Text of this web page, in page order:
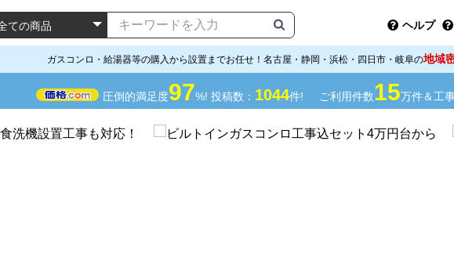
ヘルプ
ガスコンロ・給湯器等の購入から設置までお任せ！名古屋・静岡・浜松・四日市・岐阜の地域
圧倒的満足度97%! 投稿数： 1044件! ご利用件数15万件＆工